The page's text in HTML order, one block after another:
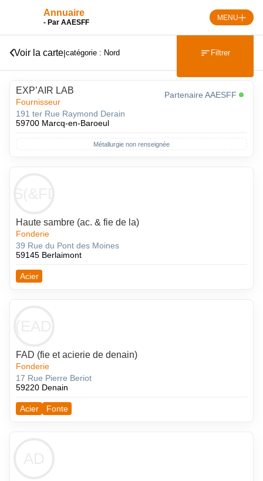
Annuaire
- Par AAESFF
MENU
Voir la carte|catégorie : Nord Filtrer
EXP’AIR LAB
Fournisseur
Partenaire AAESFF
191 ter Rue Raymond Derain
59700 Marcq-en-Baroeul
Métallurgie non renseignée
Haute sambre (ac. & fie de la)
Fonderie
39 Rue du Pont des Moines
59145 Berlaimont
Acier
FAD (fie et acierie de denain)
Fonderie
17 Rue Pierre Beriot
59220 Denain
Acier Fonte